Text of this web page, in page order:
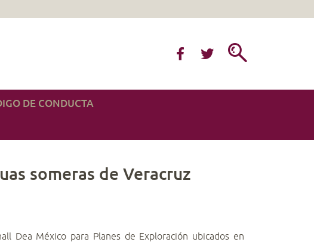
DE CONDUCTA
someras de Veracruz
Dea México para Planes de Exploración ubicados en